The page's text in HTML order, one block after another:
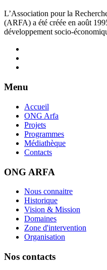
L’Association pour la
(ARFA) a été créée en août
développement socio-
Menu
Accueil
ONG Arfa
Projets
Programmes
Médiathèque
Contacts
ONG ARFA
Nous connaitre
Historique
Vision & Mission
Domaines
Zone d'intervention
Organisation
Nos contacts